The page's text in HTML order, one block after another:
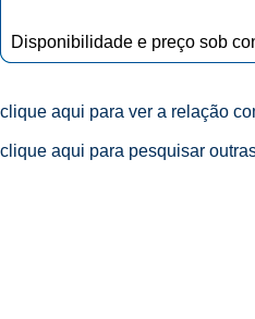
Disponibilidade e preço sob
clique aqui para ver a relação
clique aqui para pesquisar